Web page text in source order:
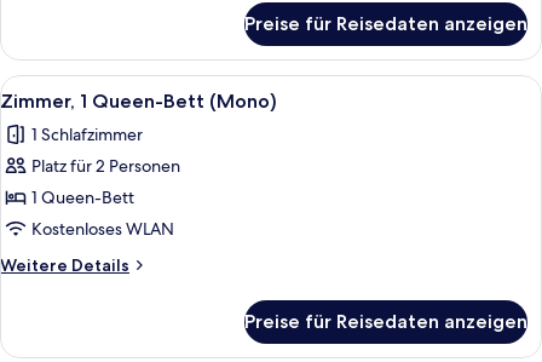
anzeigen
1
Queen-
Bett
Mono)
Preise für Reisedaten anzeigen
Alle
Fotos
für
Zimmer,
1
Queen-
Bett
(Mono)
Hochwertige Bettwaren,
5
Zimmer, 1 Queen-Bett (Mono)
1 Schlafzimmer
Platz für 2 Personen
1 Queen-Bett
Kostenloses WLAN
Weitere Details
Weitere
1
Preise für Reisedaten anzeigen